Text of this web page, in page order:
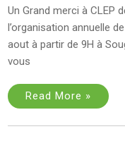
Un Grand merci à CLEP
l’organisation annuelle
aout à partir de 9H à
vous
Read More »